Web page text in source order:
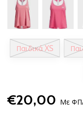
Παιδικά XS
€20,00 Με